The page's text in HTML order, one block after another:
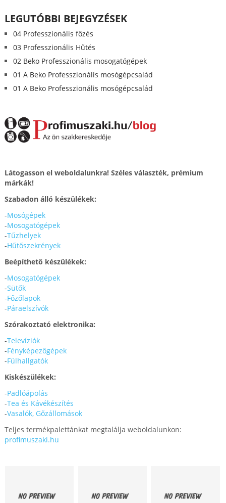
LEGUTÓBBI BEJEGYZÉSEK
04 Professzionális főzés
03 Professzionális Hűtés
02 Beko Professzionális mosogatógépek
01 A Beko Professzionális mosógépcsalád
01 A Beko Professzionális mosógépcsalád
Látogasson el weboldalunkra! Széles választék, prémium
márkák!
Szabadon álló készülékek:
-Mosógépek
-Mosogatógépek
-Tűzhelyek
-Hűtőszekrények
Beépíthető készülékek:
-Mosogatógépek
-Sütők
-Főzőlapok
-Páraelszívók
Szórakoztató elektronika:
-Televíziók
-Fényképezőgépek
-Fülhallgatók
Kiskészülékek:
-Padlóápolás
-Tea és Kávékészítés
-Vasalók, Gőzállomások
Teljes termékpalettánkat megtalálja weboldalunkon:
profimuszaki.hu